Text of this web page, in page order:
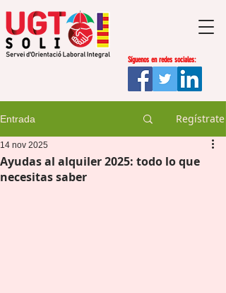
Síguenos en redes sociales:
Entrada Regístrate
Ayudas al alquiler 2025: todo lo que
necesitas saber
14 nov 2025